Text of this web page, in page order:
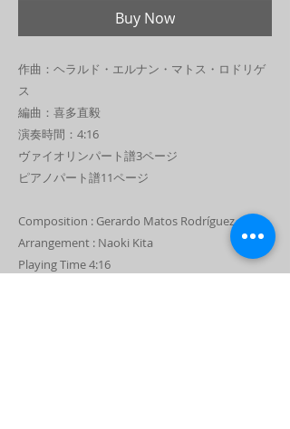
Buy Now
作曲：ヘラルド・エルナン・マトス・ロドリゲ
ス
編曲：喜多直毅
演奏時間：4:16
ヴァイオリンパート譜3ページ
ピアノパート譜11ページ
Composition : Gerardo Matos Rodríguez
Arrangement : Naoki Kita
Playing Time 4:16